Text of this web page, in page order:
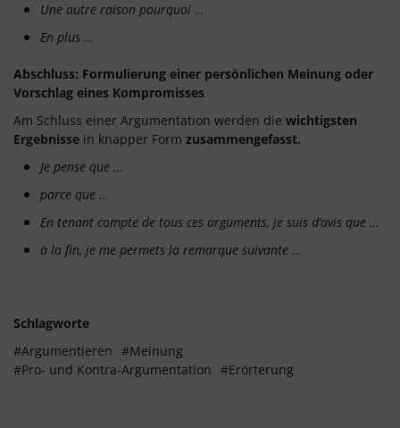
Une autre raison pourquoi …
En plus …
Abschluss: Formulierung einer persönlichen Meinung oder
Vorschlag eines Kompromisses
Am Schluss einer Argumentation werden die wichtigsten
Ergebnisse in knapper Form zusammengefasst.
Je pense que …
parce que …
En tenant compte de tous ces arguments, je suis d’avis que …
à la fin, je me permets la remarque suivante …
Schlagworte
#Argumentieren #Meinung
#Pro- und Kontra-Argumentation #Erörterung